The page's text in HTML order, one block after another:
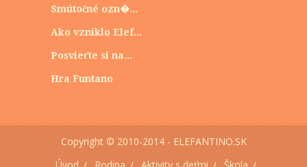
Smútočné ozn�...
Ako vzniklo Elef...
Posvieťte si na...
Hra Funtano
Copyright © 2010-2014 - ELEFANTINO.SK
Úvod
Rodina Aktivity s deťmi Škola